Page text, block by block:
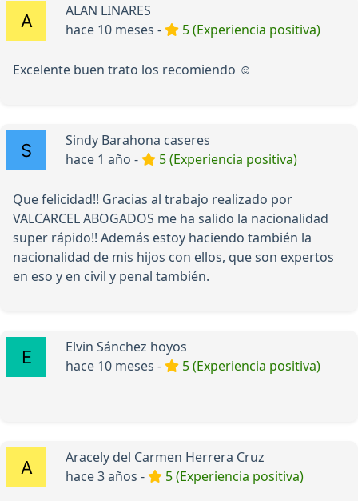
ALAN LINARES
hace 10 meses -
5 (Experiencia positiva)
Excelente buen trato los recomiendo ☺️
Sindy Barahona caseres
hace 1 año -
5 (Experiencia positiva)
Que felicidad!! Gracias al trabajo realizado por
VALCARCEL ABOGADOS me ha salido la nacionalidad
super rápido!! Además estoy haciendo también la
nacionalidad de mis hijos con ellos, que son expertos
en eso y en civil y penal también.
Elvin Sánchez hoyos
hace 10 meses -
5 (Experiencia positiva)
Aracely del Carmen Herrera Cruz
hace 3 años -
5 (Experiencia positiva)